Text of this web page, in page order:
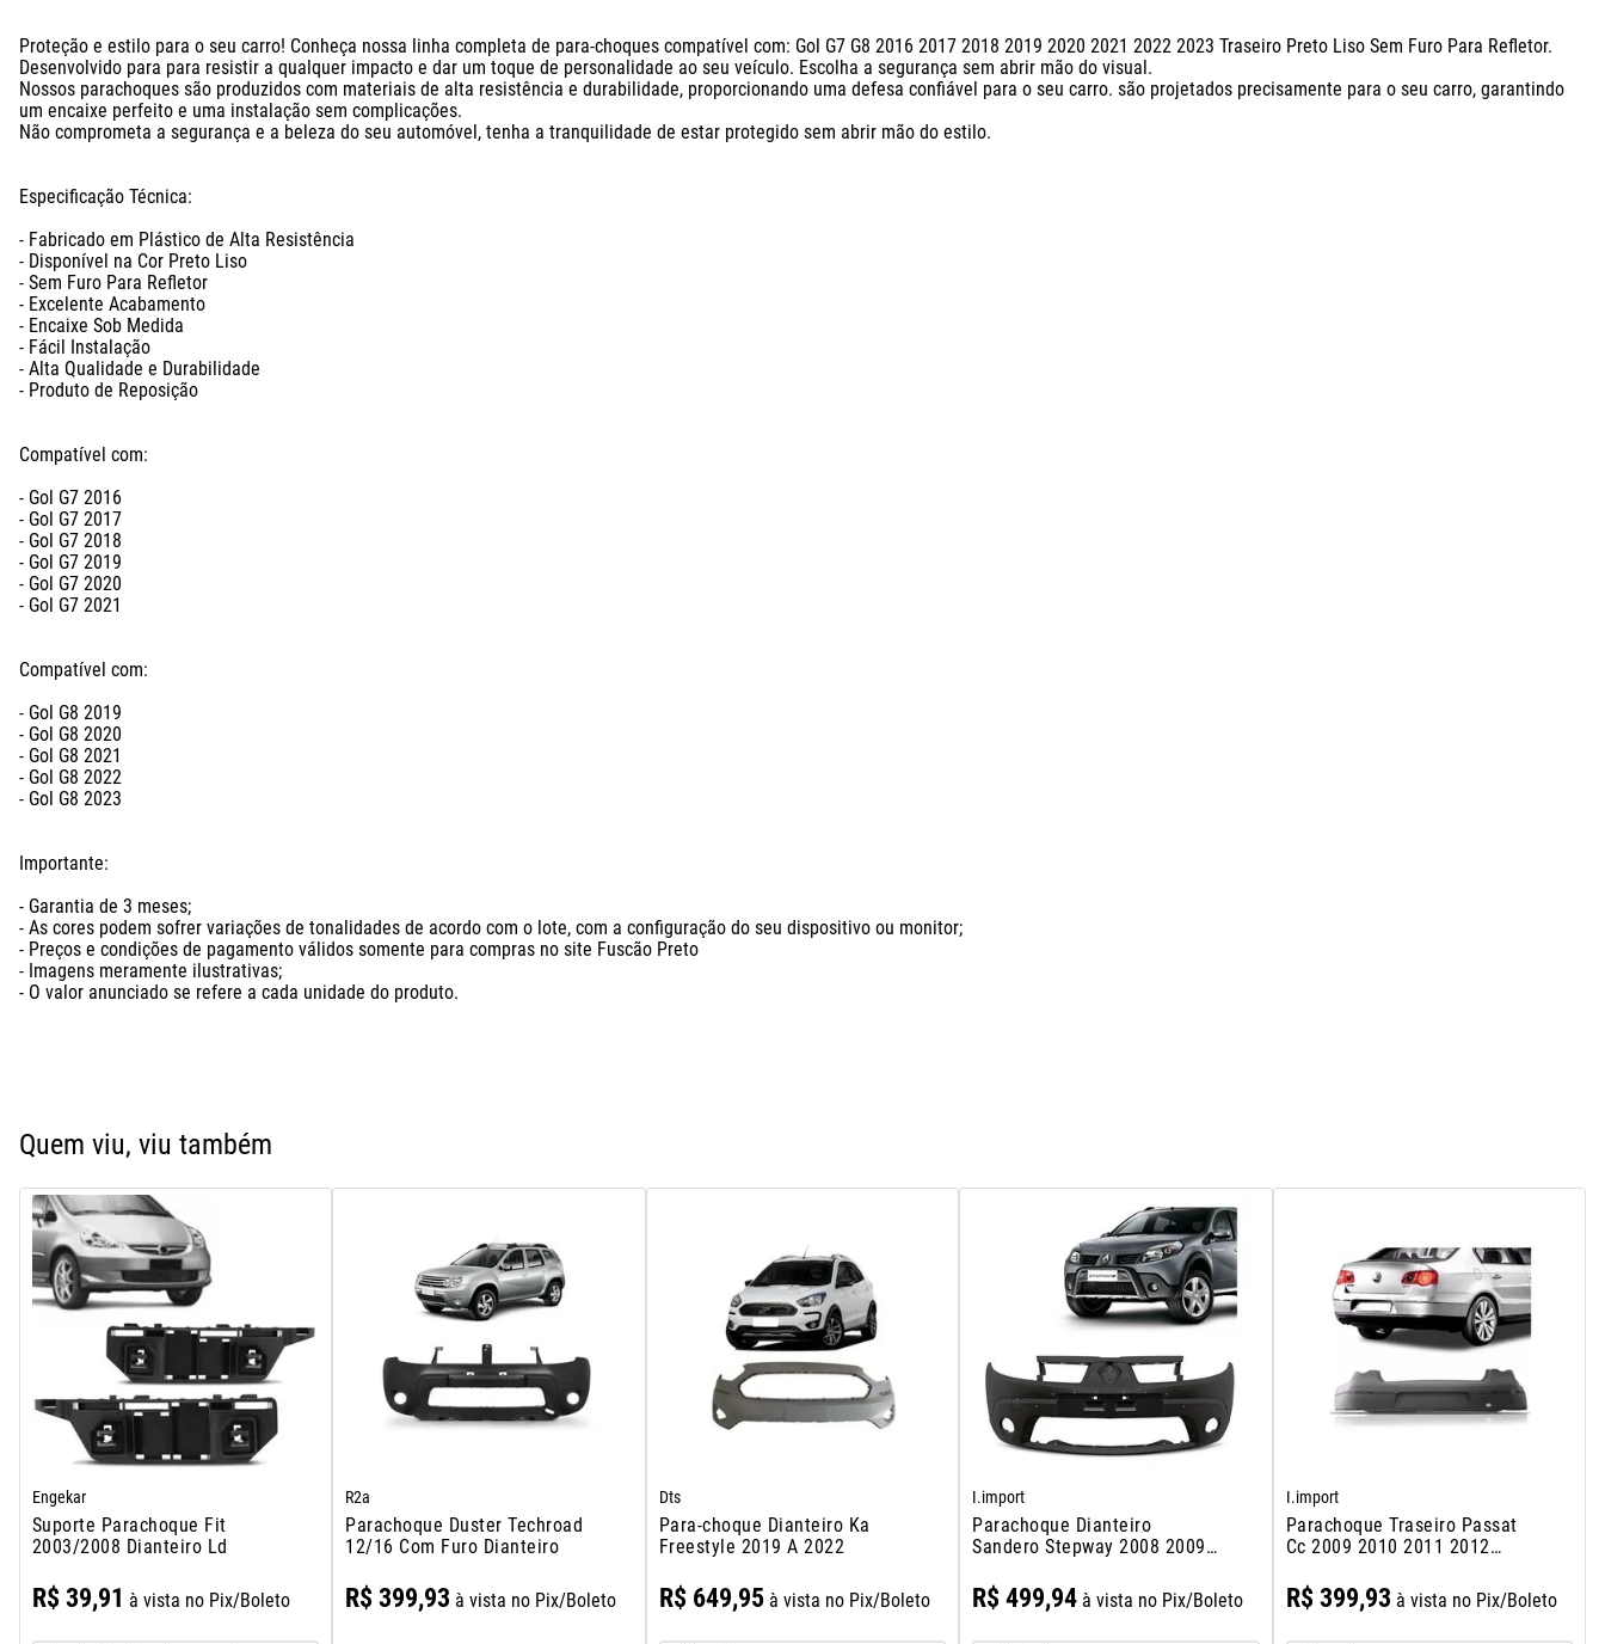
Proteção e estilo para o seu carro! Conheça nossa linha completa de para-choques compatível com: Gol G7 G8 2016 2017 2018 2019 2020 2021 2022 2023 Traseiro Preto Liso Sem Furo Para Refletor.
Desenvolvido para para resistir a qualquer impacto e dar um toque de personalidade ao seu veículo. Escolha a segurança sem abrir mão do visual.
Nossos parachoques são produzidos com materiais de alta resistência e durabilidade, proporcionando uma defesa confiável para o seu carro. são projetados precisamente para o seu carro, garantindo
um encaixe perfeito e uma instalação sem complicações.
Não comprometa a segurança e a beleza do seu automóvel, tenha a tranquilidade de estar protegido sem abrir mão do estilo.
Especificação Técnica:
- Fabricado em Plástico de Alta Resistência
- Disponível na Cor Preto Liso
- Sem Furo Para Refletor
- Excelente Acabamento
- Encaixe Sob Medida
- Fácil Instalação
- Alta Qualidade e Durabilidade
- Produto de Reposição
Compatível com:
- Gol G7 2016
- Gol G7 2017
- Gol G7 2018
- Gol G7 2019
- Gol G7 2020
- Gol G7 2021
Compatível com:
- Gol G8 2019
- Gol G8 2020
- Gol G8 2021
- Gol G8 2022
- Gol G8 2023
Importante:
- Garantia de 3 meses;
- As cores podem sofrer variações de tonalidades de acordo com o lote, com a configuração do seu dispositivo ou monitor;
- Preços e condições de pagamento válidos somente para compras no site Fuscão Preto
- Imagens meramente ilustrativas;
- O valor anunciado se refere a cada unidade do produto.
Quem viu, viu também
Engekar
Suporte Parachoque Fit
2003/2008 Dianteiro Ld
R$ 39,91 à vista no Pix/Boleto
R2a
Parachoque Duster Techroad
12/16 Com Furo Dianteiro
R$ 399,93 à vista no Pix/Boleto
Dts
Para-choque Dianteiro Ka
Freestyle 2019 A 2022
R$ 649,95à vista no Pix/Boleto
I.import
Parachoque Dianteiro
Sandero Stepway 2008 2009
R$ 499,94 à vista no Pix/Boleto
I.import
Parachoque Traseiro Passat
Cc 2009 2010 2011 2012
R$ 399,93 à vista no Pix/Boleto